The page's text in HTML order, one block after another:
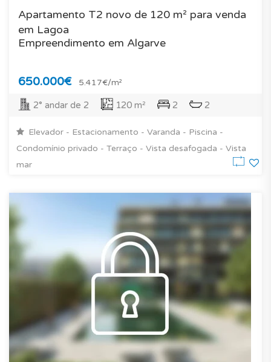
Apartamento T2 novo de 120 m² para venda
em Lagoa
Empreendimento em Algarve
650.000€ 5.417€/m²
2° andar de 2 120 m² 2 2
Elevador - Estacionamento - Varanda - Piscina -
Condomínio privado - Terraço - Vista desafogada - Vista
mar